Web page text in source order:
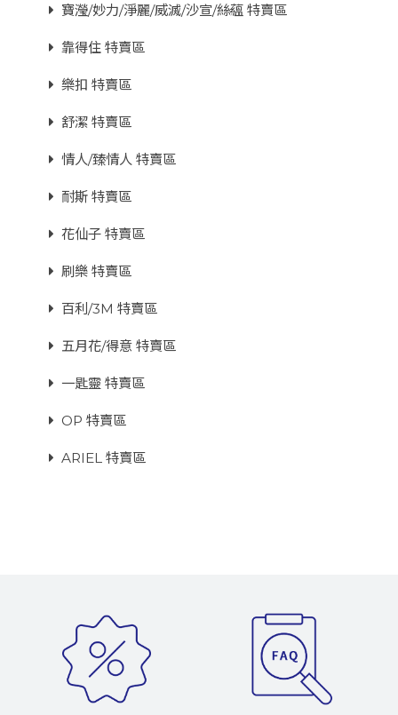
寶瀅/妙力/淨麗/威滅/沙宣/絲蘊 特賣區
靠得住 特賣區
樂扣 特賣區
舒潔 特賣區
情人/臻情人 特賣區
耐斯 特賣區
花仙子 特賣區
刷樂 特賣區
百利/3M 特賣區
五月花/得意 特賣區
一匙靈 特賣區
OP 特賣區
ARIEL 特賣區